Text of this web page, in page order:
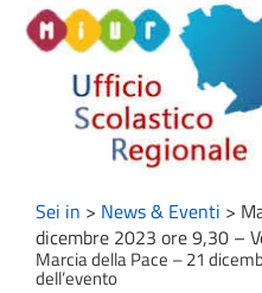
Sei in > News & Eventi >
dicembre 2023 ore 9,30 –
Marcia della Pace – 21
dell’evento